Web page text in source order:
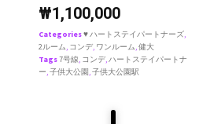
₩1,100,000
Categories♥ ハートステイパートナーズ,
2ルーム, コンデ, ワンルーム,健大
Tags7号線, コンデ,ハートステイパートナ
ー,子供大公園,子供大公園駅